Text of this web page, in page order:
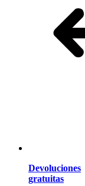
Devoluciones
gratuitas